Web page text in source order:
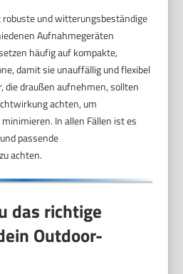
und witterungsbeständige
Aufnahmegeräten
häufig auf kompakte,
damit sie unauffällig und flexibel
die draußen aufnehmen, sollten
achten, um
In allen Fällen ist es
passende
achten.
das richtige
Outdoor-